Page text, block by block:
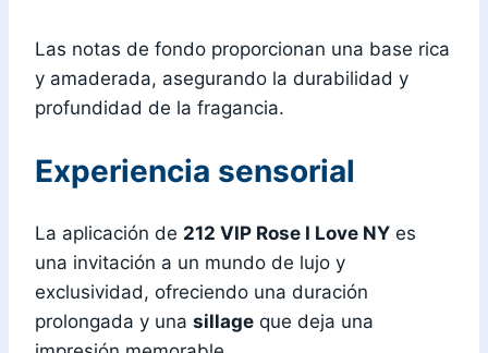
Las notas de fondo proporcionan una base rica
y amaderada, asegurando la durabilidad y
profundidad de la fragancia.
Experiencia sensorial
La aplicación de 212 VIP Rose I Love NY es
una invitación a un mundo de lujo y
exclusividad, ofreciendo una duración
prolongada y una sillage que deja una